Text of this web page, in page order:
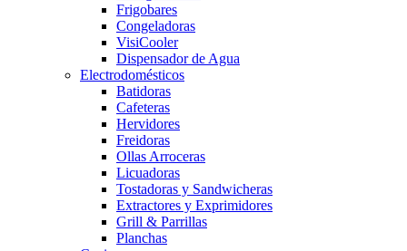
Frigobares
Congeladoras
VisiCooler
Dispensador de Agua
Electrodomésticos
Batidoras
Cafeteras
Hervidores
Freidoras
Ollas Arroceras
Licuadoras
Tostadoras y Sandwicheras
Extractores y Exprimidores
Grill & Parrillas
Planchas